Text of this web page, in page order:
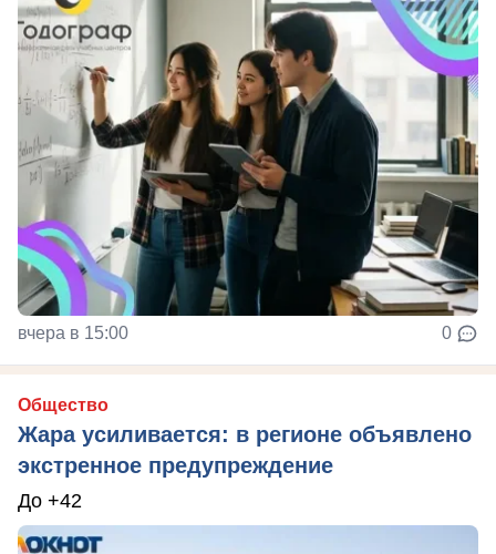
вчера в 15:00 0
Общество
Жара усиливается: в регионе объявлено
экстренное предупреждение
До +42